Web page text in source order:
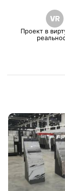
Проект в